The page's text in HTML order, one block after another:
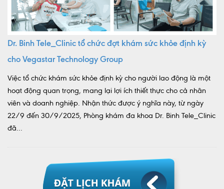
Dr. Binh Tele_Clinic tổ chức đợt khám sức khỏe định kỳ
cho Vegastar Technology Group
Việc tổ chức khám sức khỏe định kỳ cho người lao động là một
hoạt động quan trọng, mang lại lợi ích thiết thực cho cả nhân
viên và doanh nghiệp. Nhận thức được ý nghĩa này, từ ngày
22/9 đến 30/9/2025, Phòng khám đa khoa Dr. Binh Tele_Clinic
đã...